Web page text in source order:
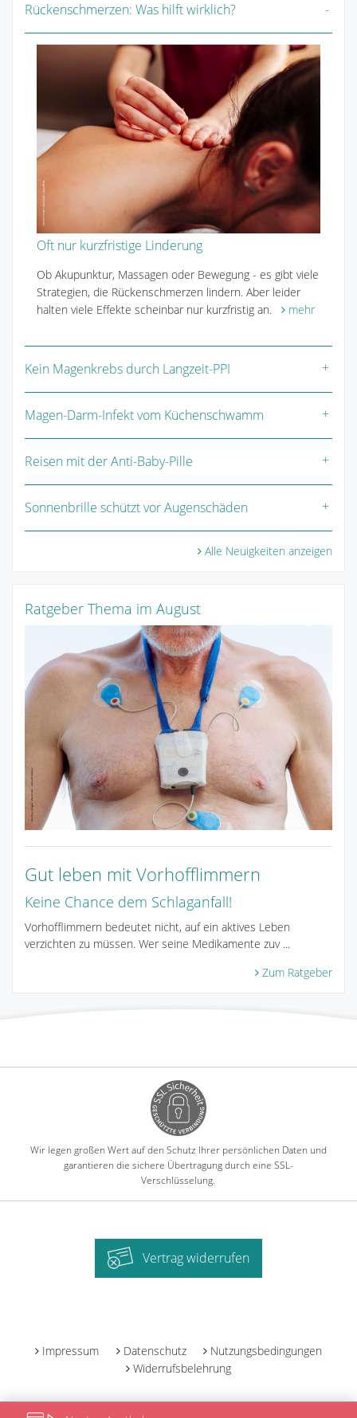
Rückenschmerzen: Was hilft wirklich?
Oft nur kurzfristige Linderung
Ob Akupunktur, Massagen oder Bewegung - es gibt viele
Strategien, die Rückenschmerzen lindern. Aber leider
halten viele Effekte scheinbar nur kurzfristig an.
mehr
Kein Magenkrebs durch Langzeit-PPI
Magen-Darm-Infekt vom Küchenschwamm
Reisen mit der Anti-Baby-Pille
Sonnenbrille schützt vor Augenschäden
Alle Neuigkeiten anzeigen
Ratgeber Thema im August
Gut leben mit Vorhofflimmern
Keine Chance dem Schlaganfall!
Vorhofflimmern bedeutet nicht, auf ein aktives Leben
verzichten zu müssen. Wer seine Medikamente zuv ...
Zum Ratgeber
Wir legen großen Wert auf den Schutz Ihrer persönlichen Daten und
garantieren die sichere Übertragung durch eine SSL-
Verschlüsselung.
Vertrag widerrufen
Impressum Datenschutz
Nutzungsbedingungen
Widerrufsbelehrung